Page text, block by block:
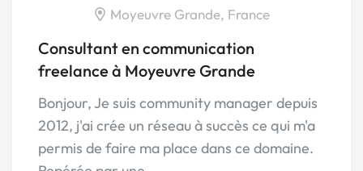
Moyeuvre Grande, France
Consultant en communication
freelance à Moyeuvre Grande
Bonjour, Je suis community manager depuis
2012, j'ai crée un réseau à succès ce qui m'a
permis de faire ma place dans ce domaine.